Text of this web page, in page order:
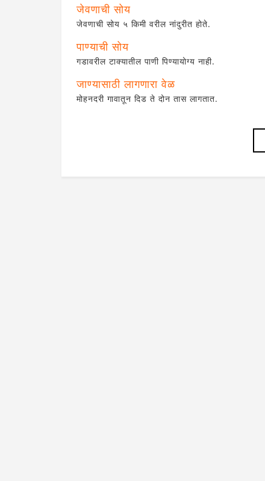
जेवणाची सोय
जेवणाची सोय ५ किमी वरील नांदुरीत होते.
पाण्याची सोय
गडावरील टाक्यातील पाणी पिण्यायोग्य नाही.
जाण्यासाठी लागणारा वेळ
मोहनदरी गावातून दिड ते दोन तास लागतात.